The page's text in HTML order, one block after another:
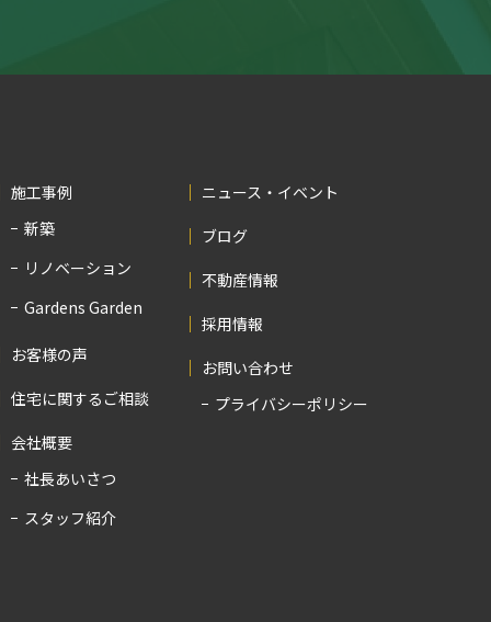
施工事例
新築
リノベーション
Gardens Garden
お客様の声
住宅に関するご相談
会社概要
社長あいさつ
スタッフ紹介
ニュース・イベント
ブログ
不動産情報
採用情報
お問い合わせ
プライバシーポリシー